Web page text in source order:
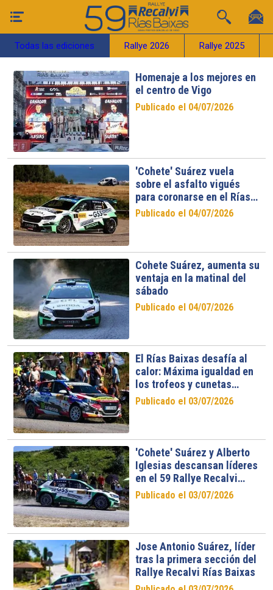
Todas las ediciones Rallye 2026 Rallye 2025
Homenaje a los mejores en
el centro de Vigo
Publicado el 04/07/2026
'Cohete' Suárez vuela
sobre el asfalto vigués
para coronarse en el Rías
Baixas
Publicado el 04/07/2026
Cohete Suárez, aumenta su
ventaja en la matinal del
sábado
Publicado el 04/07/2026
El Rías Baixas desafía al
calor: Máxima igualdad en
los trofeos y cunetas
abarrotadas
Publicado el 03/07/2026
'Cohete' Suárez y Alberto
Iglesias descansan líderes
en el 59 Rallye Recalvi
Rías Baixas
Publicado el 03/07/2026
Jose Antonio Suárez, líder
tras la primera sección del
Rallye Recalvi Rías Baixas